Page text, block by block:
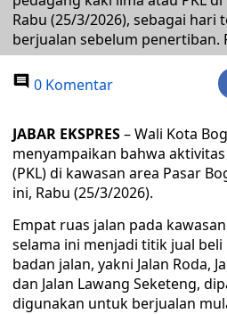
Rabu (25/3/2026), sebagai hari
berjualan sebelum penertiban.
0 Komentar
JABAR EKSPRES– Wali Kota
menyampaikan bahwa
(PKL) di kawasan area Pasar
ini, Rabu (25/3/2026).
Empat ruas jalan pada
selama ini menjadi titik jual
badan jalan, yakni Jalan Roda,
dan Jalan Lawang Seketeng,
digunakan untuk berjualan